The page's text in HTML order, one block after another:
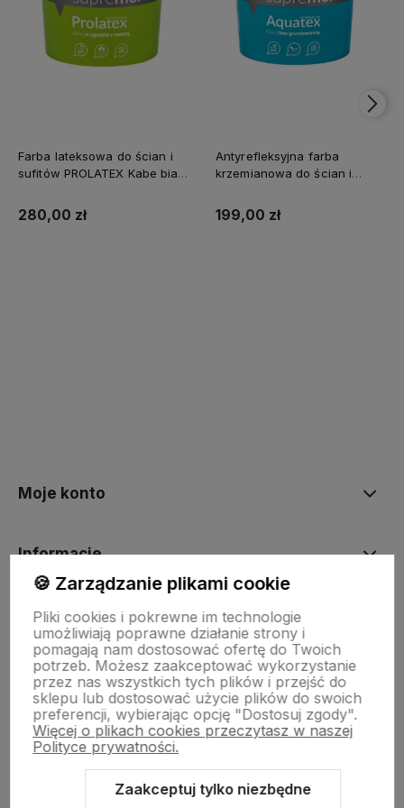
Farba lateksowa do ścian i
sufitów PROLATEX Kabe biała
matowa
280,00 zł
Antyrefleksyjna farba
krzemianowa do ścian i
199,00 zł
Moje konto
Informacje
O nas
Dostawa i płatności
Sklepy stacjonarne
Obsługa hurtowa
🍪 Zarządzanie plikami cookie
Pliki cookies i pokrewne im technologie
umożliwiają poprawne działanie strony i
pomagają nam dostosować ofertę do Twoich
potrzeb. Możesz zaakceptować wykorzystanie
przez nas wszystkich tych plików i przejść do
sklepu lub dostosować użycie plików do swoich
preferencji, wybierając opcję "Dostosuj zgody".
Więcej o plikach cookies przeczytasz w naszej
Polityce prywatności.
Zaakceptuj tylko niezbędne